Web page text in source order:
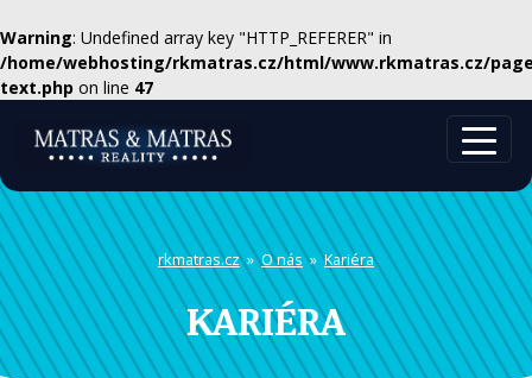
Warning: Undefined array key "HTTP_REFERER" in
/home/webhosting/rkmatras.cz/html/www.rkmatras.cz/
text.php on line 47
rkmatras.cz»O nás»Kariéra
KARIÉRA